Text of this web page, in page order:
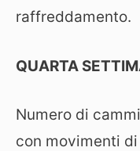
raffreddamento.
QUARTA
Numero di
con movimenti